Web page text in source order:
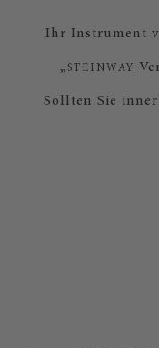
Ihr Instrument
„ STEINWAY
Sollten Sie